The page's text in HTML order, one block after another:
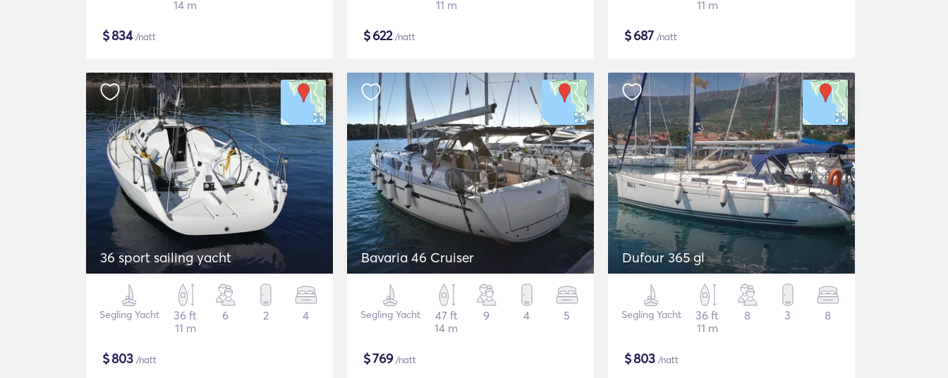
14 m
$834/natt
11 m
$622/natt
11 m
$687 /natt
36 sport sailing yacht
Segling Yacht
36 ft
11 m
6 2 4
$803 /natt
Bavaria 46 Cruiser
Segling Yacht
47 ft
14 m
9 4 5
$769/natt
Dufour 365 gl
Segling Yacht
36 ft
11 m
8 3 8
$803 /natt